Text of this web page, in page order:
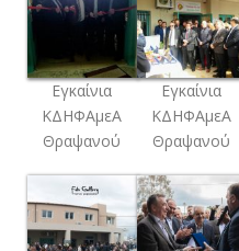
Εγκαίνια
ΚΔΗΦΑμεΑ
Θραψανού
Εγκαίνια
ΚΔΗΦΑμεΑ
Θραψανού